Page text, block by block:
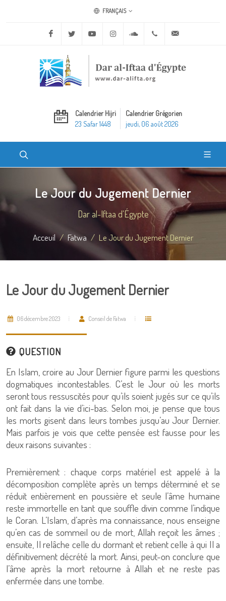
FRANÇAIS
Facebook Twitter Youtube Instagram Soundcloud+20 2 25970400
Calendrier Hijri
23 Safar 1448
Calendrier Grégorien
jeudi, 06 août 2026
Le Jour du Jugement Dernier
Dar al-Iftaa d'Égypte
Acceuil Fatwa Le Jour du Jugement Dernier
Le Jour du Jugement Dernier
06 décembre 2023 Conseil de Fatwa
QUESTION
En Islam, croire au Jour Dernier figure parmi les questions
dogmatiques incontestables. C’est le Jour où les morts
seront tous ressuscités pour qu’ils soient jugés sur ce qu’ils
ont fait dans la vie d’ici-bas. Selon moi, je pense que tous
les morts gisent dans leurs tombes jusqu’au Jour Dernier.
Mais parfois je vois que cette pensée est fausse pour les
deux raisons suivantes :
Premièrement : chaque corps matériel est appelé à la
décomposition complète après un temps déterminé et se
réduit entièrement en poussière et seule l’âme humaine
reste immortelle en tant que souffle divin comme l’indique
le Coran. L’Islam, d’après ma connaissance, nous enseigne
qu’en cas de sommeil ou de mort, Allah reçoit les âmes ;
ensuite, Il relâche celle du dormant et retient celle à qui Il a
définitivement décrété la mort. Ainsi, peut-on conclure que
l’âme après la mort retourne à Allah et ne reste pas
enfermée dans une tombe.